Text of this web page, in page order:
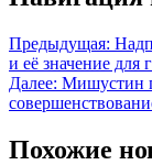
Предыдущая:
и её значение для
Далее: Мишустин
Похожие